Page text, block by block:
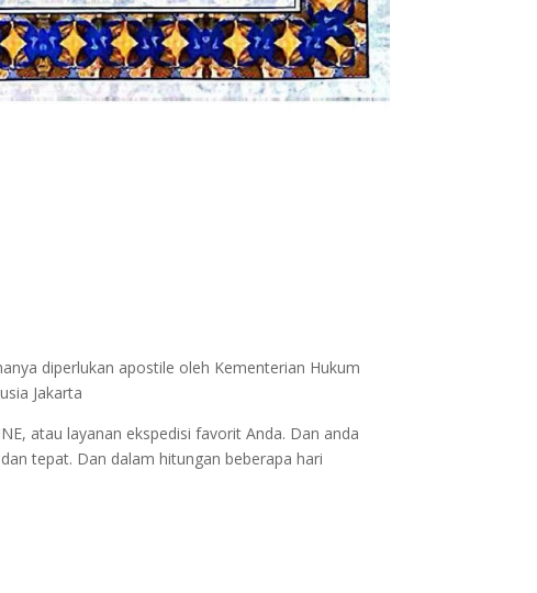
diperlukan apostile oleh Kementerian Hukum
Jakarta
atau layanan ekspedisi favorit Anda. Dan anda
tepat. Dan dalam hitungan beberapa hari